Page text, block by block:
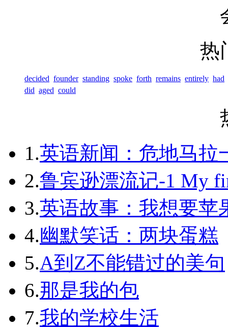
热
decided founder standing spoke forth remains entirely had
did aged could
1.英语新闻：危地马拉
2.鲁宾逊漂流记-1 My
3.英语故事：我想要苹
4.幽默笑话：两块蛋糕
5.A到Z不能错过的美句
6.那是我的包
7.我的学校生活